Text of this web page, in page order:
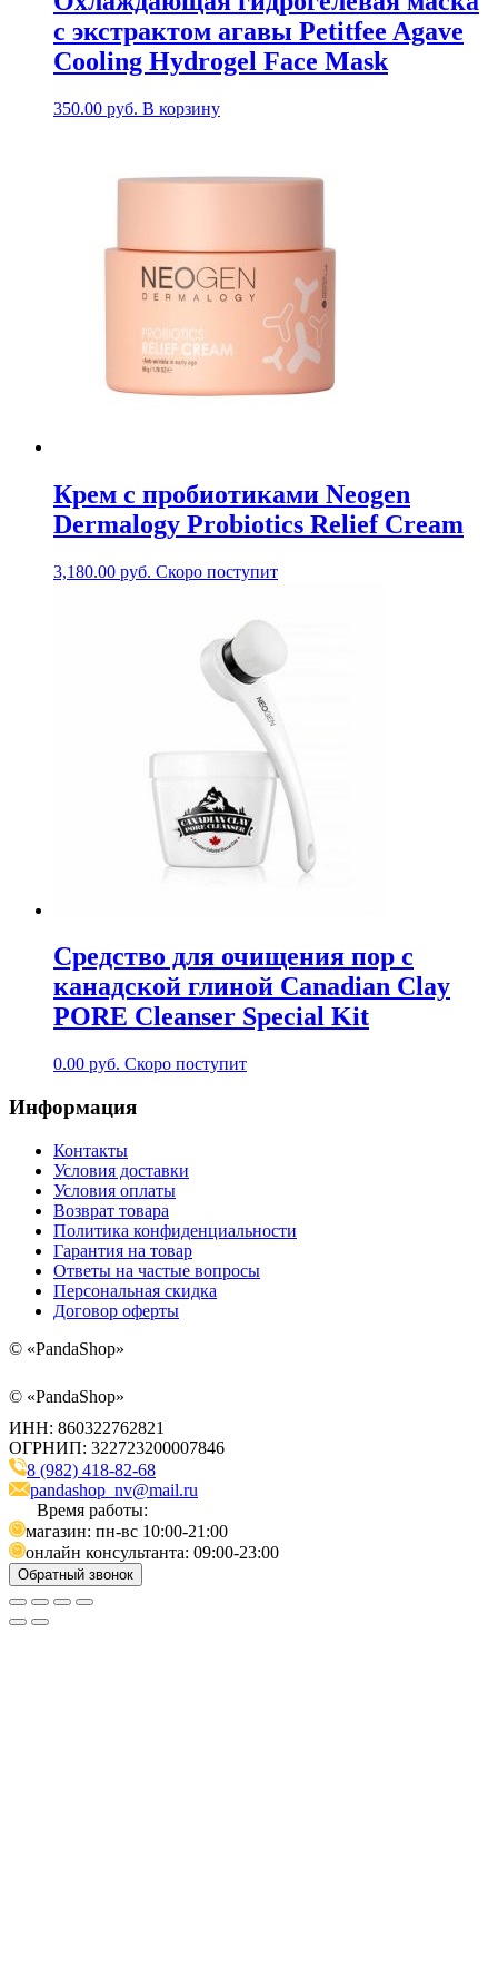
с экстрактом агавы Petitfee Agave
Cooling Hydrogel Face Mask
350.00 руб. В корзину
Крем с пробиотиками Neogen
Dermalogy Probiotics Relief Cream
3,180.00 руб. Скоро поступит
Средство для очищения пор с
канадской глиной Canadian Clay
PORE Cleanser Special Kit
0.00 руб. Скоро поступит
Информация
Контакты
Условия доставки
Условия оплаты
Возврат товара
Политика конфиденциальности
Гарантия на товар
Ответы на частые вопросы
Персональная скидка
Договор оферты
© «PandaShop»
© «PandaShop»
ИНН: 860322762821
ОГРНИП: 322723200007846
8 (982) 418-82-68
pandashop_nv@mail.ru
Время работы:
магазин: пн-вс 10:00-21:00
онлайн консультанта: 09:00-23:00
Обратный звонок